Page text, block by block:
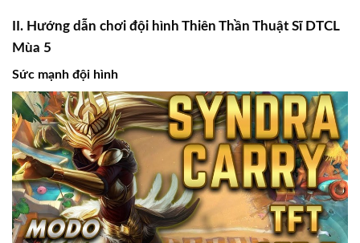
II. Hướng dẫn chơi đội hình Thiên Thần Thuật Sĩ DTCL
Mùa 5
Sức mạnh đội hình